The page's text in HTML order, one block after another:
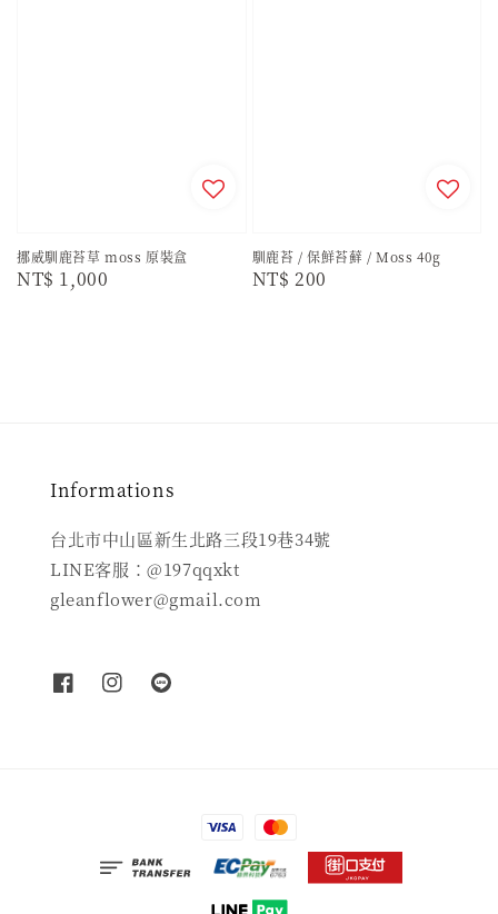
挪威馴鹿苔草 moss 原裝盒
Regular
NT$ 1,000
馴鹿苔 / 保鮮苔蘚 / Moss 40g
Regular
NT$ 200
Informations
台北市中山區新生北路三段19巷34號
LINE客服：@197qqxkt
gleanflower@gmail.com